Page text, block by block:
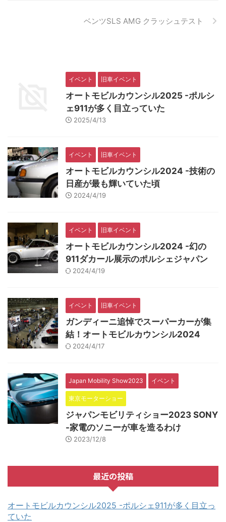
ベンツSLS AMG クラッシュテスト
イベント 旧車イベント
オートモビルカウンシル2025 -ポルシ
ェ911が多く目立っていた
2025/4/13
イベント 旧車イベント
オートモビルカウンシル2024 -技術の
日産が最も輝いていた頃
2024/4/19
イベント 旧車イベント
オートモビルカウンシル2024 -幻の
911ダカール展示のポルシェジャパン
2024/4/19
イベント 旧車イベント
ガンディーニ追悼でスーパーカーが集
結！オートモビルカウンシル2024
2024/4/17
Japan Mobility Show2023 イベント
東京モーターショー
ジャパンモビリティショー2023 SONY
-家電のソニーが車を造るわけ
2023/12/8
最近の投稿
オートモビルカウンシル2025 -ポルシェ911が多く目立っ
ていた